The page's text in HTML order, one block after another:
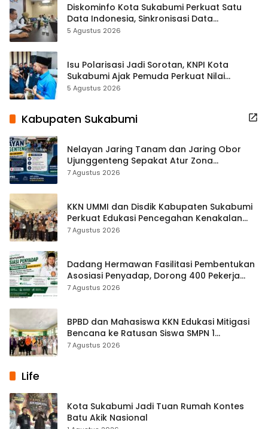
Diskominfo Kota Sukabumi Perkuat Satu
Data Indonesia, Sinkronisasi Data
Kewilayahan Dikebut
5 Agustus 2026
Isu Polarisasi Jadi Sorotan, KNPI Kota
Sukabumi Ajak Pemuda Perkuat Nilai
Kebangsaan
5 Agustus 2026
Kabupaten Sukabumi
Nelayan Jaring Tanam dan Jaring Obor
Ujunggenteng Sepakat Atur Zona
Penangkapan
7 Agustus 2026
KKN UMMI dan Disdik Kabupaten Sukabumi
Perkuat Edukasi Pencegahan Kenakalan
Remaja di SMPN 2 Tegalbuleud
7 Agustus 2026
Dadang Hermawan Fasilitasi Pembentukan
Asosiasi Penyadap, Dorong 400 Pekerja
Dapat Perlindungan BPJS
7 Agustus 2026
BPBD dan Mahasiswa KKN Edukasi Mitigasi
Bencana ke Ratusan Siswa SMPN 1
Simpenan
7 Agustus 2026
Life
Kota Sukabumi Jadi Tuan Rumah Kontes
Batu Akik Nasional